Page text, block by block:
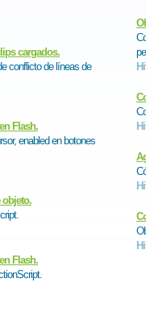
cargados.
conflicto de líneas de
Flash.
enabled en botones
objeto.
Flash.